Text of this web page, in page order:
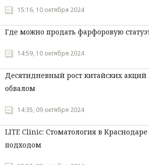
15:16, 10 октября 2024
Где можно продать фарфоровую
14:59, 10 октября 2024
Десятидневный рост китайских акций
обвалом
14:35, 09 октября 2024
LITE Clinic: Стоматология в
подходом